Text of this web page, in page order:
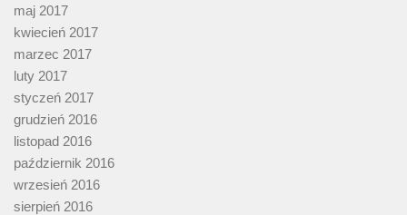
maj 2017
kwiecień 2017
marzec 2017
luty 2017
styczeń 2017
grudzień 2016
listopad 2016
październik 2016
wrzesień 2016
sierpień 2016